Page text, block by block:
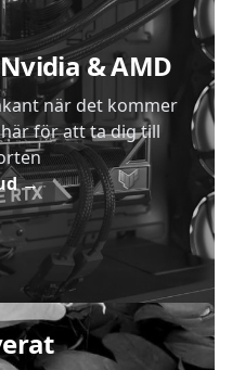
& AMD
när det kommer
för att ta dig till
→